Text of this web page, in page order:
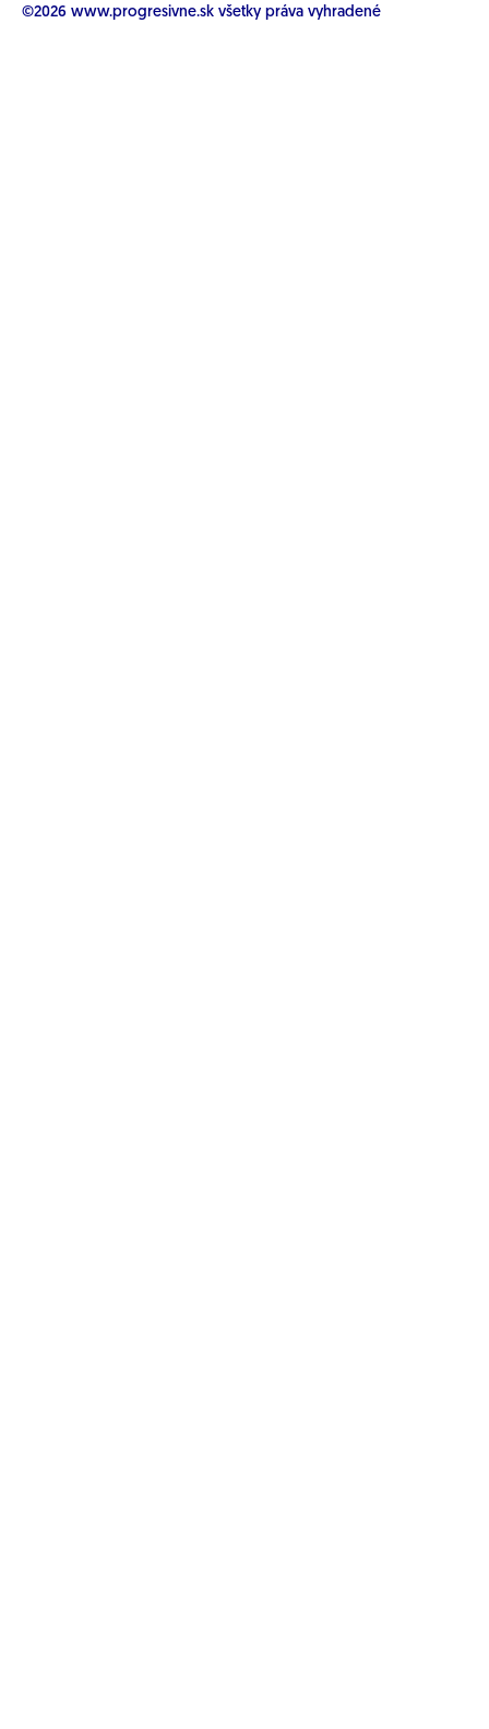
©2026 www.progresivne.sk všetky práva vyhradené